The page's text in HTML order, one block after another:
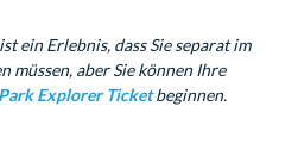
ein Erlebnis, dass Sie separat im
müssen, aber Sie können Ihre
Explorer Ticket beginnen.